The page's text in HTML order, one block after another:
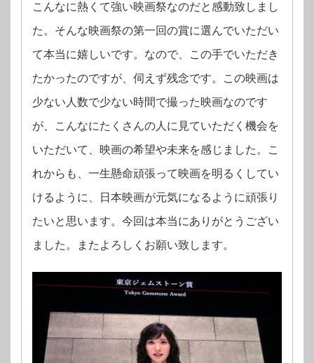
こんなに熱くて強い映画祭なのだと感動致しまし
た。そんな映画祭の第⼀回の賞に選んでいただい
て本当に嬉しいです。なので、この⼿でいただき
たかったのですが、伺えず残念です。この映画は
少ない⼈数で少ない時間で撮った映画なのです
が、こんなにたくさんの⼈に⾒ていただく機会を
いただいて、映画の希望や未来を感じました。こ
れからも、⼀⽣懸命頑張って映画を明るくしてい
けるように、⽇本映画が元気になるように頑張り
たいと思います。今回は本当にありがとうござい
ました。またよろしくお願い致しま す。